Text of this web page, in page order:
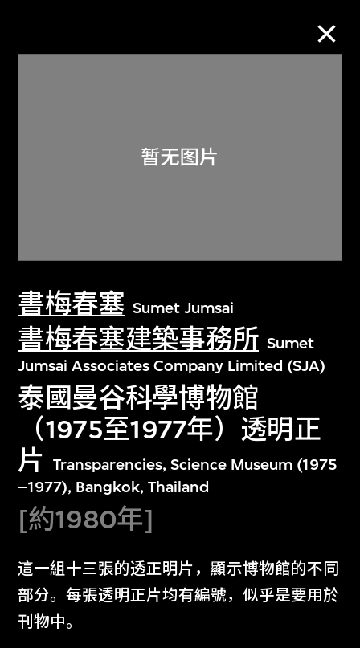
書梅春塞 Sumet Jumsai
書梅春塞建築事務所 Sumet
Jumsai Associates Company Limited (SJA)
泰國曼谷科學博物館
（1975至1977年）透明正
片 Transparencies, Science Museum (1975
–1977), Bangkok, Thailand
[約1980年]
這一組十三張的透正明片，顯示博物館的不同
部分。每張透明正片均有編號，似乎是要用於
刊物中。
关于M+藏品
探索世界顶级的二十及二十一世纪视觉
文化藏品。